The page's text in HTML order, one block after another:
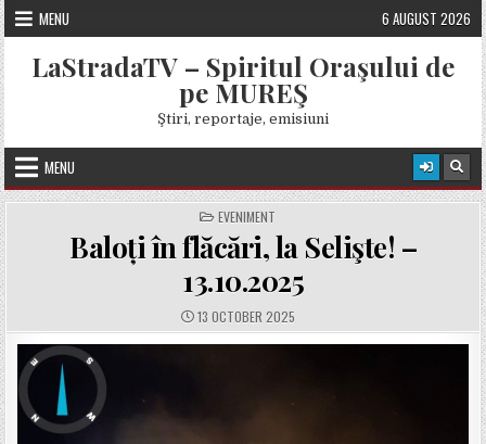
Skip
to
content
MENU 6 AUGUST 2026
LaStradaTV – Spiritul Oraşului de
pe MUREŞ
Ştiri, reportaje, emisiuni
MENU
POSTED
IN
EVENIMENT
Baloți în flăcări, la Selişte! –
13.10.2025
PUBLISHED
DATE:
13 OCTOBER 2025